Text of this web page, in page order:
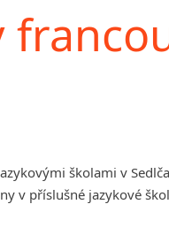
školami v
v příslušné jazykové